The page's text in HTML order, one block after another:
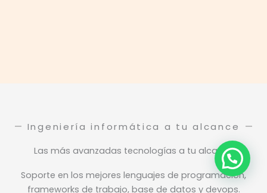
Ingeniería informática a tu alcance
Las más avanzadas tecnologías a tu alcance
Soporte en los mejores lenguajes de programación,
frameworks de trabajo, base de datos y devops.